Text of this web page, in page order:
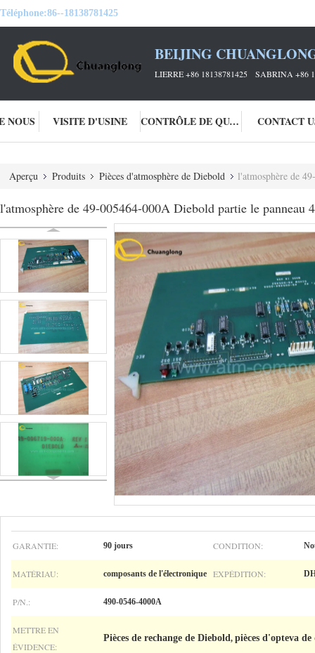
Téléphone:86--18138781425
BEIJING
LIERRE +86 18138781425 SABRINA +86
NOUS VISITE D'USINE CONTRÔLE DE QUALITÉ CONTACT
Aperçu Produits Pièces d'atmosphère de Diebold l'atmosphère de
l'atmosphère de 49-005464-000A Diebold partie le panneau
GARANTIE: 90 jours CONDITION:
MATÉRIAU: composants de l'électronique EXPÉDITION:
P/N.: 490-0546-4000A
METTRE EN
ÉVIDENCE:
Pièces de rechange de Diebold, pièces d'opteva